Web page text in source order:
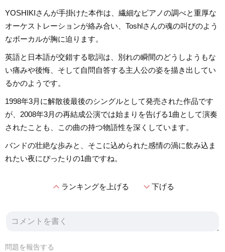
YOSHIKIさんが手掛けた本作は、繊細なピアノの調べと重厚な
オーケストレーションが絡み合い、Toshlさんの魂の叫びのよう
なボーカルが胸に迫ります。
英語と日本語が交錯する歌詞は、別れの瞬間のどうしようもな
い痛みや後悔、そして自問自答する主人公の姿を描き出してい
るかのようです。
1998年3月に解散後最後のシングルとして発売された作品です
が、2008年3月の再結成公演では始まりを告げる1曲として演奏
されたことも、この曲の持つ物語性を深くしています。
バンドの壮絶な歩みと、そこに込められた感情の渦に飲み込ま
れたい夜にぴったりの1曲ですね。
expand_lessランキングを上げる expand_more下げる
問題を報告する